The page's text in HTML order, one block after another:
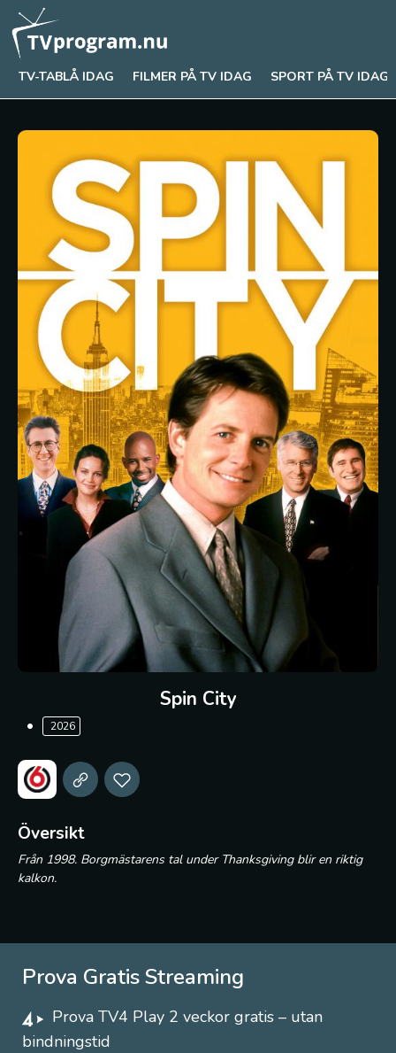
TV-TABLÅ IDAG FILMER PÅ TV IDAG SPORT PÅ TV IDAG
Spin City
2026
Översikt
Från 1998. Borgmästarens tal under Thanksgiving blir en riktig
kalkon.
Prova Gratis Streaming
Prova TV4 Play 2 veckor gratis – utan
bindningstid